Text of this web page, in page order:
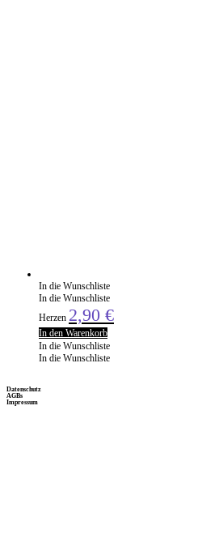
In die Wunschliste
In die Wunschliste
Herzen 2,90 €
In den Warenkorb
In die Wunschliste
In die Wunschliste
Datenschutz
AGBs
Impressum